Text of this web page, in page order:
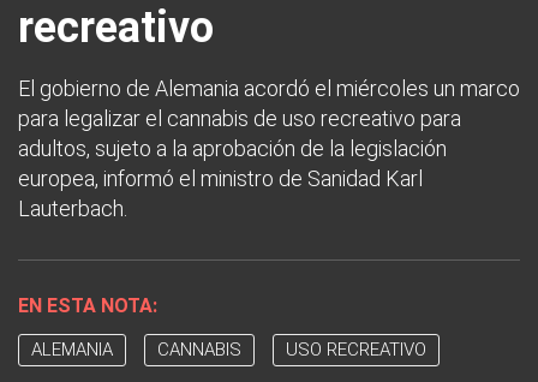
recreativo
El gobierno de Alemania acordó el miércoles un marco
para legalizar el cannabis de uso recreativo para
adultos, sujeto a la aprobación de la legislación
europea, informó el ministro de Sanidad Karl
Lauterbach.
EN ESTA NOTA:
ALEMANIA CANNABIS USO RECREATIVO